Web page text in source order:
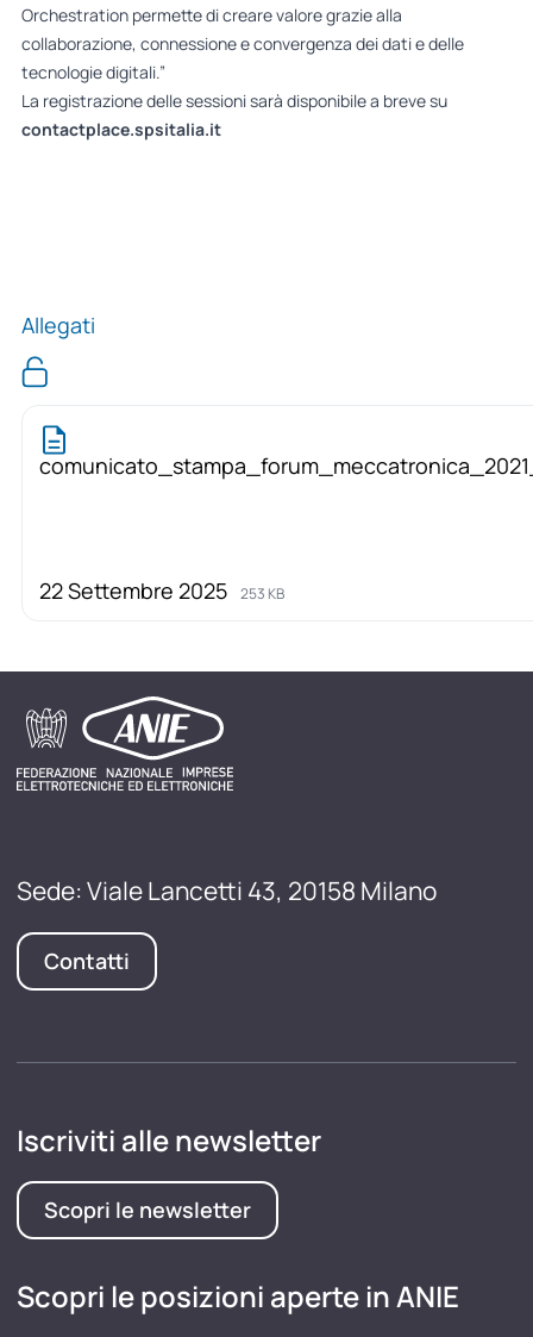
Orchestration permette di creare valore grazie alla
collaborazione, connessione e convergenza dei dati e delle
tecnologie digitali.”
La registrazione delle sessioni sarà disponibile a breve su
contactplace.spsitalia.it
Allegati
22 Settembre 2025 253 KB
Sede: Viale Lancetti 43, 20158 Milano
Contatti
Iscriviti alle newsletter
Scopri le newsletter
Scopri le posizioni aperte in ANIE